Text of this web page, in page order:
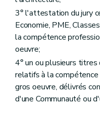
3° l'attestation du jury
Economie, PME,
la compétence
oeuvre;
4° un ou plusieurs
relatifs à la
gros oeuvre, délivrés
d'une Communauté ou